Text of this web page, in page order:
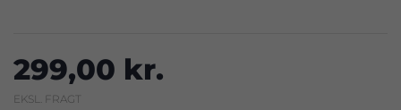
299,00 kr.
EKSL. FRAGT